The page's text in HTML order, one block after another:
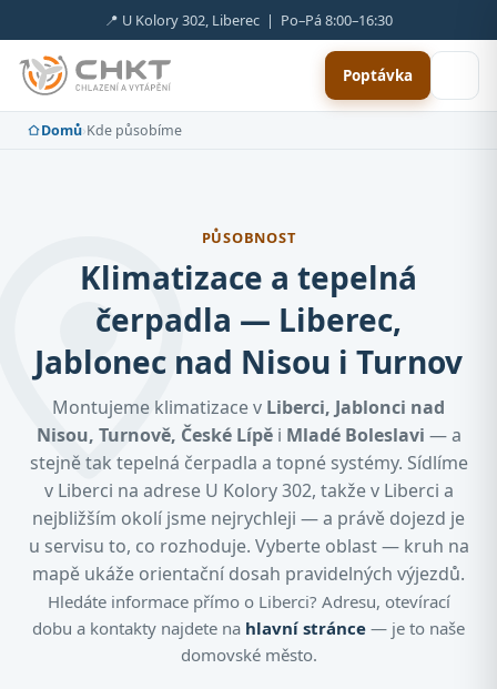
📍 U Kolory 302, Liberec | Po–Pá 8:00–16:30
Poptávka
Domů›Kde působíme
PŮSOBNOST
Klimatizace a tepelná
čerpadla — Liberec,
Jablonec nad Nisou i Turnov
Montujeme klimatizace v Liberci, Jablonci nad
Nisou, Turnově, České Lípěi Mladé Boleslavi — a
stejně tak tepelná čerpadla a topné systémy. Sídlíme
v Liberci na adrese U Kolory 302, takže v Liberci a
nejbližším okolí jsme nejrychleji — a právě dojezd je
u servisu to, co rozhoduje. Vyberte oblast — kruh na
mapě ukáže orientační dosah pravidelných výjezdů.
Hledáte informace přímo o Liberci? Adresu, otevírací
dobu a kontakty najdete na hlavní stránce — je to naše
domovské město.